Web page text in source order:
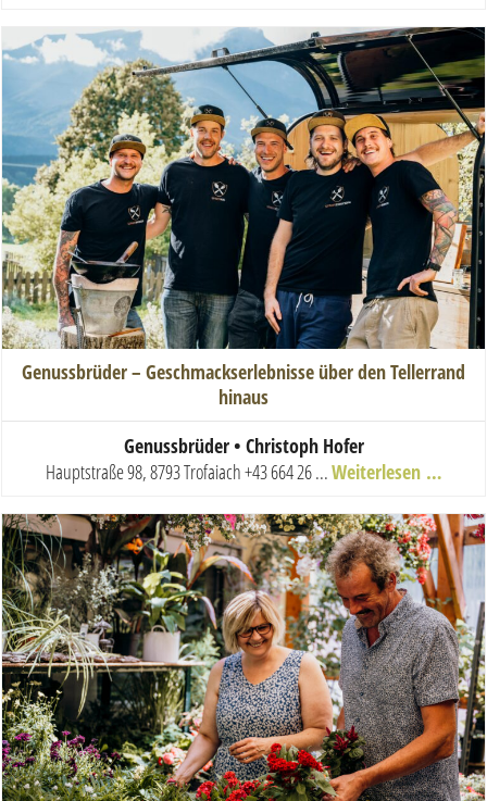
Genussbrüder – Geschmackserlebnisse über den Tellerrand
hinaus
Genussbrüder • Christoph Hofer
Hauptstraße 98, 8793 Trofaiach+43 664 26 ...Weiterlesen …